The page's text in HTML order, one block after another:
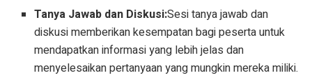
Tanya Jawab dan Diskusi:Sesi tanya jawab dan
diskusi memberikan kesempatan bagi peserta untuk
mendapatkan informasi yang lebih jelas dan
menyelesaikan pertanyaan yang mungkin mereka miliki.